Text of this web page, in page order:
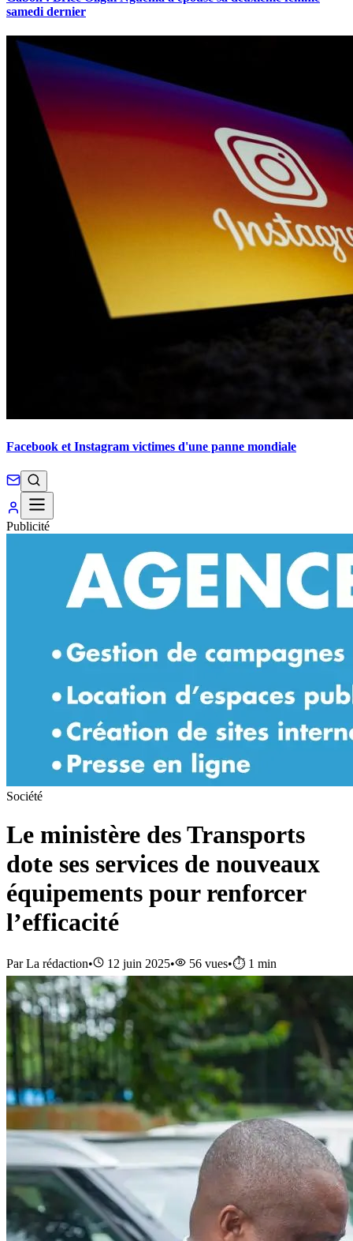
samedi dernier
Facebook et Instagram victimes d'une panne mondiale
Publicité
Société
Le ministère des Transports
dote ses services de nouveaux
équipements pour renforcer
l’efficacité
ParLa rédaction• 12 juin 2025• 56 vues•⏱️ 1 min